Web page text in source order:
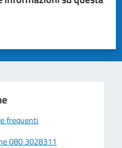
su 5
5
frequenti
080 3028311